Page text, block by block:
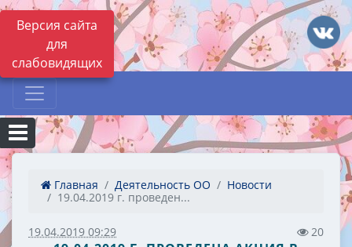
Версия сайта
для
слабовидящих
Главная Деятельность ОО
Новости
19.04.2019 г. проведен...
19.04.2019 09:29 20